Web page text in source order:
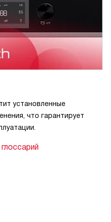
установленные
что гарантирует